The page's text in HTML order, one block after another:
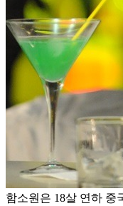
함소원은 18살 연하 중